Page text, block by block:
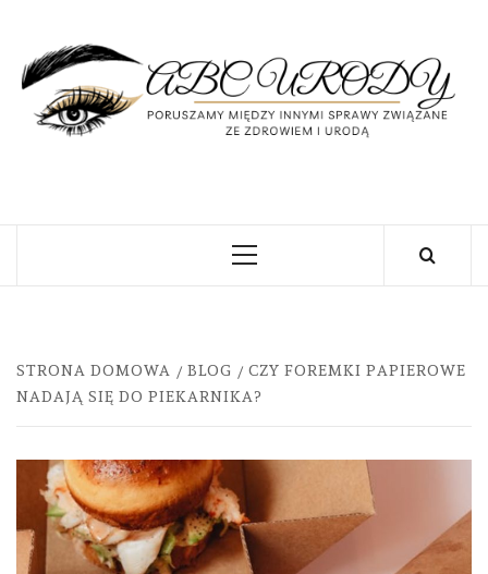
content
Primary
STRONA DOMOWA BLOG
CZY FOREMKI PAPIEROWE
NADAJĄ SIĘ DO PIEKARNIKA?